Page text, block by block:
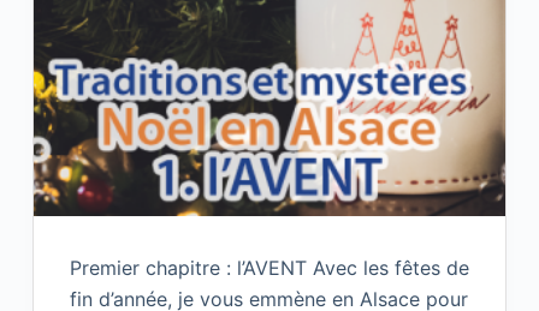
Premier chapitre : l’AVENT Avec les fêtes de
fin d’année, je vous emmène en Alsace pour